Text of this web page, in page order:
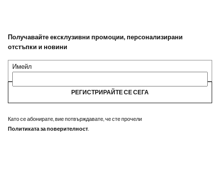
Получавайте ексклузивни промоции, персонализирани
отстъпки и новини
Имейл
РЕГИСТРИРАЙТЕ СЕ СЕГА
Като се абонирате, вие потвърждавате, че сте прочели
Политиката за поверителност.